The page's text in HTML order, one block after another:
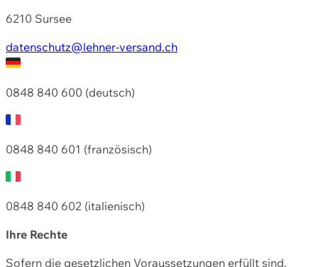
6210 Sursee
datenschutz@lehner-versand.ch
0848 840 600 (deutsch)
0848 840 601 (französisch)
0848 840 602 (italienisch)
Ihre Rechte
Sofern die gesetzlichen Voraussetzungen erfüllt sind,